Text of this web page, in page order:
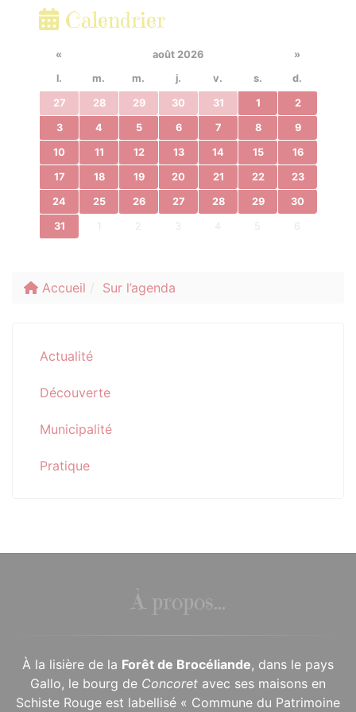
Calendrier
« août 2026
»
l.
m. m. j. v. s. d.
27 28 29 30 31 1 2
3 4 5 6 7 8 9
10 11 12 13 14 15 16
17 18 19 20 21 22 23
24 25 26 27 28 29 30
31 2 3 4 5 6
Accueil Sur l’agenda
Actualité
Découverte
Municipalité
Pratique
À propos...
À la lisière de la Forêt de Brocéliande, dans le pays
Gallo, le bourg de Concoret avec ses maisons en
Schiste Rouge est labellisé « Commune du Patrimoine